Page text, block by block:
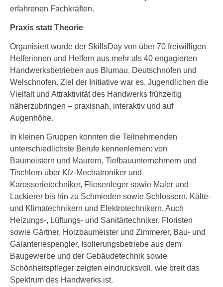
erfahrenen Fachkräften.
Praxis statt Theorie
Organisiert wurde der SkillsDay von über 70 freiwilligen
Helferinnen und Helfern aus mehr als 40 engagierten
Handwerksbetrieben aus Blumau, Deutschnofen und
Welschnofen. Ziel der Initiative war es, Jugendlichen die
Vielfalt und Attraktivität des Handwerks frühzeitig
näherzubringen – praxisnah, interaktiv und auf
Augenhöhe.
In kleinen Gruppen konnten die Teilnehmenden
unterschiedlichste Berufe kennenlernen: von
Baumeistern und Maurern, Tiefbauunternehmern und
Tischlern über Kfz-Mechatroniker und
Karosserietechniker, Fliesenleger sowie Maler und
Lackierer bis hin zu Schmieden sowie Schlossern, Kälte-
und Klimatechnikern und Elektrotechnikern. Auch
Heizungs-, Lüftungs- und Sanitärtechniker, Floristen
sowie Gärtner, Holzbaumeister und Zimmerer, Bau- und
Galanteriespengler, Isolierungsbetriebe aus dem
Baugewerbe und der Gebäudetechnik sowie
Schönheitspfleger zeigten eindrucksvoll, wie breit das
Spektrum des Handwerks ist.